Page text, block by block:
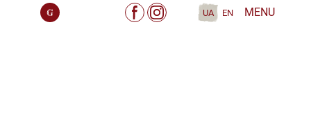
MENU
UA EN